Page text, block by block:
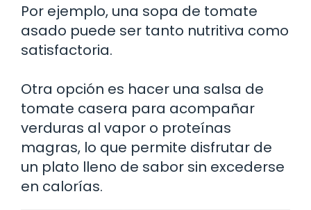
Por ejemplo, una sopa de tomate
asado puede ser tanto nutritiva como
satisfactoria.
Otra opción es hacer una salsa de
tomate casera para acompañar
verduras al vapor o proteínas
magras, lo que permite disfrutar de
un plato lleno de sabor sin excederse
en calorías.